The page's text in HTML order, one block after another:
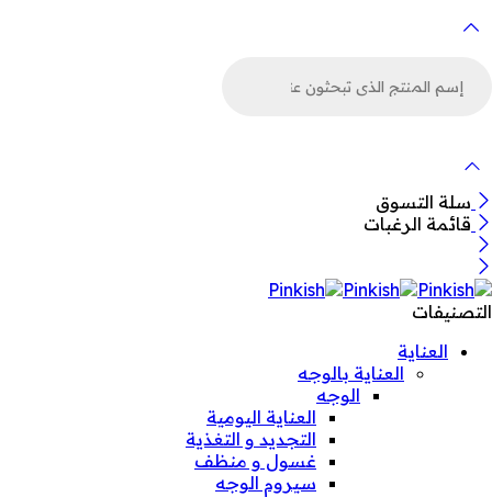
سلة التسوق
قائمة الرغبات
التصنيفات
العناية
العناية بالوجه
الوجه
العناية اليومية
التجديد و التغذية
غسول و منظف
سيروم الوجه